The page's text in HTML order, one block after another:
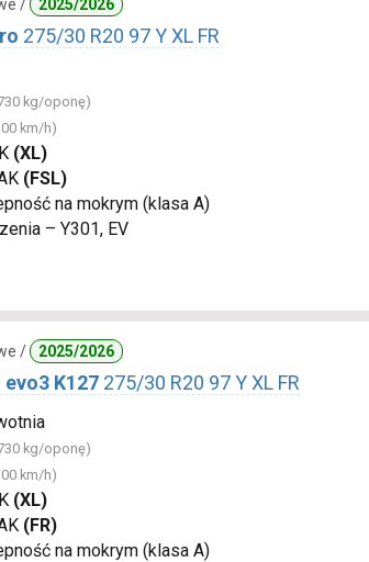
/ 2025/2026
275/30 R20 97 Y XL FR
kg/oponę)
km/h)
(XL)
(FSL)
na mokrym (klasa A)
– Y301, EV
/ 2025/2026
K127 275/30 R20 97 Y XL FR
kg/oponę)
km/h)
(XL)
(FR)
na mokrym (klasa A)